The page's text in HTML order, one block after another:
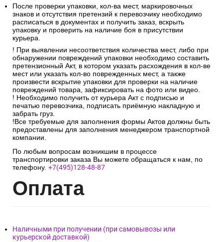
После проверки упаковки, кол-ва мест, маркировочных
знаков и отсутствия претензий к перевозчику необходимо
расписаться в документах и получить заказ, вскрыть
упаковку и проверить на наличие боя в присутствии
курьера.
! При выявлении несоответствия количества мест, либо при
обнаружении повреждений упаковки необходимо составить
претензионный Акт, в котором указать расхождения в кол-ве
мест или указать кол-во поврежденных мест, а также
произвести вскрытие упаковки для проверки на наличие
повреждений товара, зафиксировать на фото или видео.
! Необходимо получить от курьера Акт с подписью и
печатью перевозчика, подписать приёмную накладную и
забрать груз.
!Все требуемые для заполнения формы Актов должны быть
предоставлены для заполнения менеджером транспортной
компании.
По любым вопросам возникшим в процессе
транспортировки заказа Вы можете обращаться к нам, по
телефону. +7(495)128-48-87
Оплата
Наличными при получении (при самовывозы или
курьерской доставкой)